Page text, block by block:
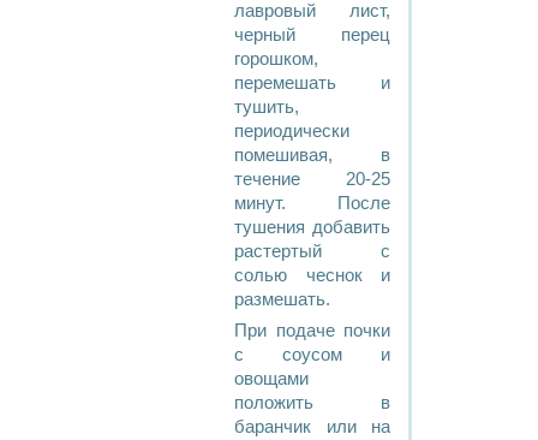
лавровый лист,
черный перец
горошком,
перемешать и
тушить,
периодически
помешивая, в
течение 20-25
минут. После
тушения добавить
растертый с
солью чеснок и
размешать.
При подаче почки
с соусом и
овощами
положить в
баранчик или на